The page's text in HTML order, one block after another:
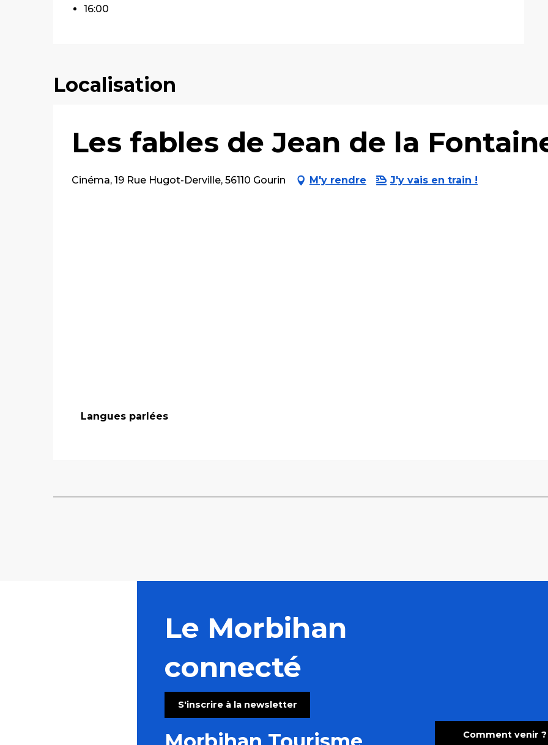
16:00
Localisation
Les fables de Jean de la
Cinéma, 19 Rue Hugot-Derville, 56110 Gourin M'y rendre J'y vais en train !
Langues parlées
Langues parlées
Le Morbihan
connecté
S'inscrire à la newsletter
Comment venir ?